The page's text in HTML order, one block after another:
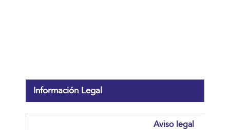
Información Legal
Aviso legal